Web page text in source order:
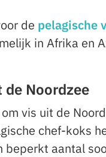
de pelagische
in Afrika en
Noordzee
vis uit de
chef-koks
beperkt aantal